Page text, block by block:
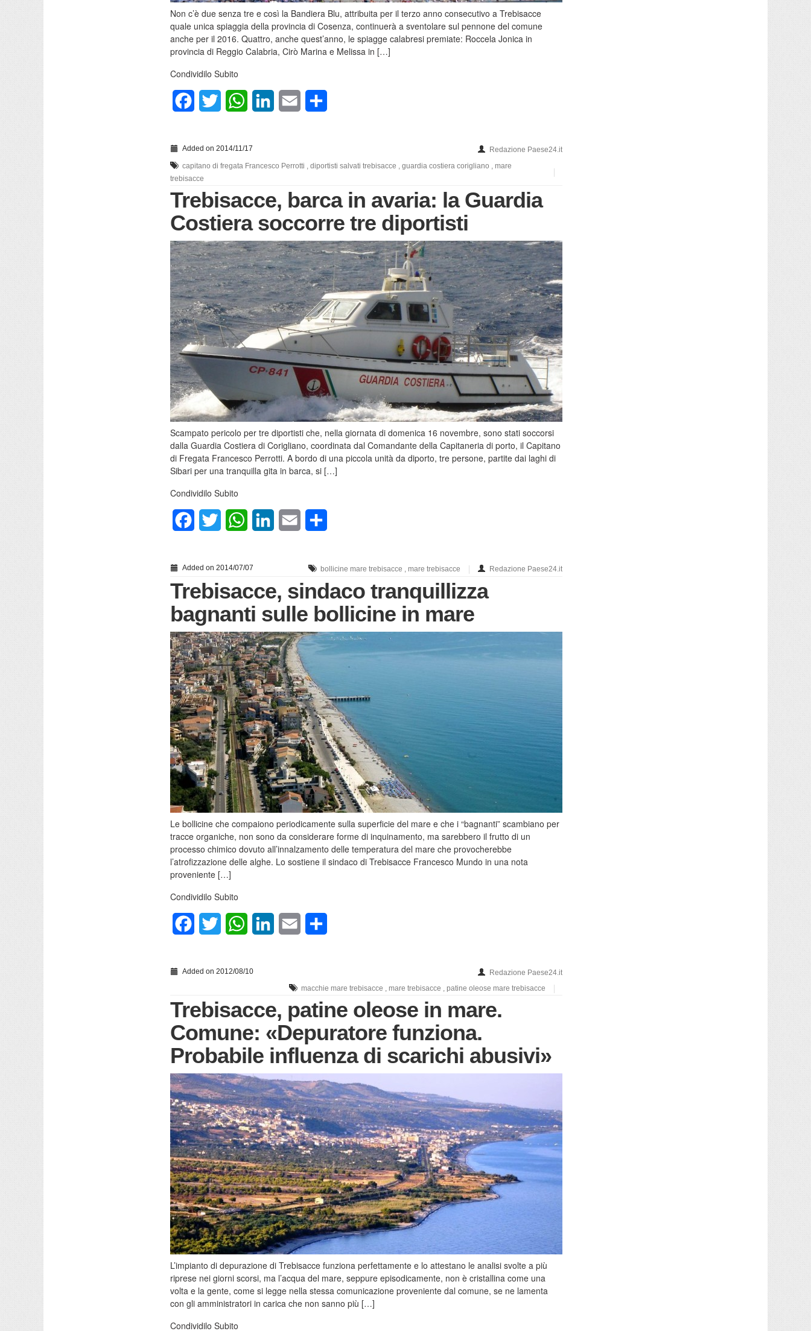
Non c’è due senza tre e così la Bandiera Blu, attribuita per il terzo anno consecutivo a Trebisacce
quale unica spiaggia della provincia di Cosenza, continuerà a sventolare sul pennone del comune
anche per il 2016. Quattro, anche quest’anno, le spiagge calabresi premiate: Roccela Jonica in
provincia di Reggio Calabria, Cirò Marina e Melissa in […]
Condividilo Subito
FacebookTwitter WhatsAppLinkedInEmail
Added on 2014/11/17
Redazione Paese24.it
capitano di fregata Francesco Perrotti , diportisti salvati trebisacce , guardia costiera corigliano , mare
trebisacce
Trebisacce, barca in avaria: la Guardia
Costiera soccorre tre diportisti
Scampato pericolo per tre diportisti che, nella giornata di domenica 16 novembre, sono stati soccorsi
dalla Guardia Costiera di Corigliano, coordinata dal Comandante della Capitaneria di porto, il Capitano
di Fregata Francesco Perrotti. A bordo di una piccola unità da diporto, tre persone, partite dai laghi di
Sibari per una tranquilla gita in barca, si […]
Condividilo Subito
FacebookTwitter WhatsAppLinkedInEmail
Added on 2014/07/07 Redazione Paese24.it
bollicine mare trebisacce , mare trebisacce
Trebisacce, sindaco tranquillizza
bagnanti sulle bollicine in mare
Le bollicine che compaiono periodicamente sulla superficie del mare e che i “bagnanti” scambiano per
tracce organiche, non sono da considerare forme di inquinamento, ma sarebbero il frutto di un
processo chimico dovuto all’innalzamento delle temperatura del mare che provocherebbe
l’atrofizzazione delle alghe. Lo sostiene il sindaco di Trebisacce Francesco Mundo in una nota
proveniente […]
Condividilo Subito
FacebookTwitter WhatsAppLinkedInEmail
Added on 2012/08/10
Redazione Paese24.it
macchie mare trebisacce , mare trebisacce , patine oleose mare trebisacce
Trebisacce, patine oleose in mare.
Comune: «Depuratore funziona.
Probabile influenza di scarichi abusivi»
L’impianto di depurazione di Trebisacce funziona perfettamente e lo attestano le analisi svolte a più
riprese nei giorni scorsi, ma l’acqua del mare, seppure episodicamente, non è cristallina come una
volta e la gente, come si legge nella stessa comunicazione proveniente dal comune, se ne lamenta
con gli amministratori in carica che non sanno più […]
Condividilo Subito